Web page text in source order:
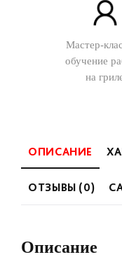
Мастер-
обучение
на
ОПИСАНИЕ
ОТЗЫВЫ (0)
Описание